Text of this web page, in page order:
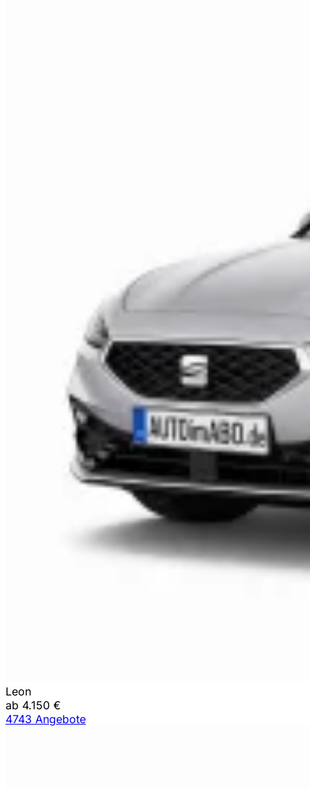
Leon
ab 4.150 €
4743 Angebote